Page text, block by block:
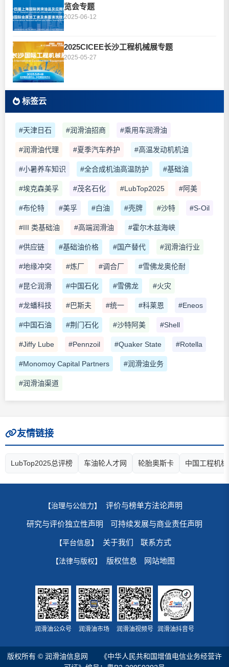
览会专题
2025-06-12
2025CICEE长沙工程机械展专题
2025-05-27
标签云
#天津日石 #润滑油招商 #乘用车润滑油
#润滑油代理 #夏季汽车养护 #高温发动机机油
#小暑养车知识 #全合成机油高温防护 #基础油
#埃克森美孚 #茂名石化 #LubTop2025 #阿美
#布伦特 #美孚 #白油 #壳牌 #沙特 #S-Oil
#III 类基础油 #高端润滑油 #霍尔木兹海峡
#供应链 #基础油价格 #国产替代 #润滑油行业
#地缘冲突 #炼厂 #调合厂 #雪佛龙奥伦耐
#昆仑润滑 #中国石化 #雪佛龙 #火灾
#龙蟠科技 #巴斯夫 #统一 #科莱恩 #Eneos
#中国石油 #荆门石化 #沙特阿美 #Shell
#Jiffy Lube #Pennzoil #Quaker State #Rotella
#Monomoy Capital Partners #润滑油业务
#润滑油渠道
友情链接
LubTop2025总评榜 车油轮人才网 轮胎奥斯卡 中国工程机
【治理与公信力】 评价与榜单方法论声明
研究与评价独立性声明 可持续发展与商业责任声明
【平台信息】 关于我们 联系方式
【法律与版权】 版权信息 网站地图
润滑油公众号 润滑油市场 润滑油视频号 润滑油抖音号
版权所有 © 润滑油信息网
《中华人民共和国增值电信业务经营许